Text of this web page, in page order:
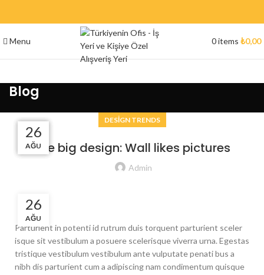
Menu 0items ₺0,00
Blog
DESIGN TRENDS
The big design: Wall likes pictures
Admin
26
AĞU
Parturient in potenti id rutrum duis torquent parturient sceler
isque sit vestibulum a posuere scelerisque viverra urna. Egestas
tristique vestibulum vestibulum ante vulputate penati bus a
nibh dis parturient cum a adipiscing nam condimentum quisque
27
AĞU
27
AĞU
27
AĞU
26
AĞU